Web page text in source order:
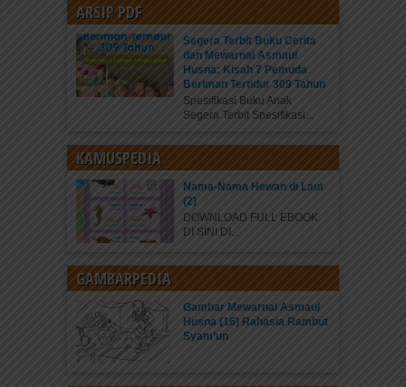
ARSIP PDF
Segera Terbit Buku Cerita
dan Mewarnai Asmaul
Husna: Kisah 7 Pemuda
Beriman Tertidur 309 Tahun
Spesifikasi Buku Anak
Segera Terbit Spesifikasi...
KAMUSPEDIA
Nama-Nama Hewan di Laut
(2)
DOWNLOAD FULL EBOOK
DI SINI DI...
GAMBARPEDIA
Gambar Mewarnai Asmaul
Husna (16) Rahasia Rambut
Syam’un